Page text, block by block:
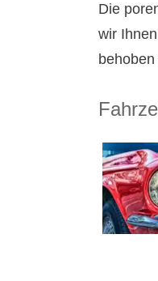
Die
wir